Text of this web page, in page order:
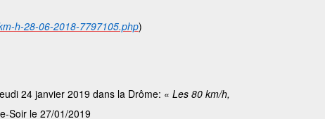
h-28-06-2018-7797105.php)
24 janvier 2019 dans la Drôme: « Les 80 km/h,
Soir le 27/01/2019